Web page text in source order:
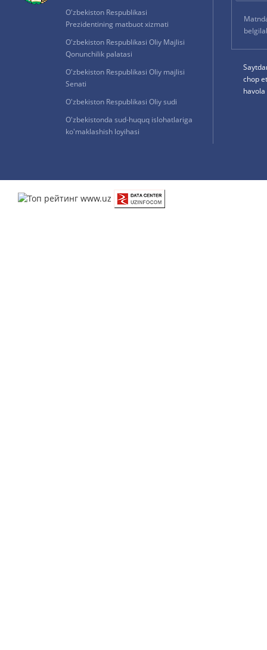
O'zbekiston Respublikasi
Prezidentining matbuot xizmati
O'zbekiston Respublikasi Oliy Majlisi
Qonunchilik palatasi
O'zbekiston Respublikasi Oliy majlisi
Senati
O'zbekiston Respublikasi Oliy sudi
O'zbekistonda sud-huquq islohatlariga
ko'maklashish loyihasi
chop